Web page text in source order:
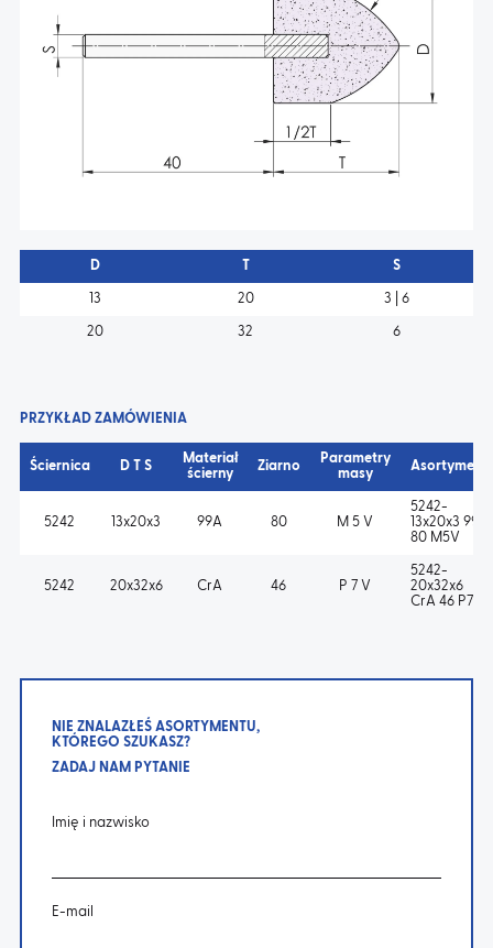
D T S
13 20 3 | 6
20 32 6
PRZYKŁAD ZAMÓWIENIA
Ściernica D T S
Materiał
ścierny
Ziarno
Parametry
masy
Asortyment
5242 13x20x3 99A 80 M 5 V
5242-
13x20x3 99A
80 M5V
5242 20x32x6 CrA 46 P 7 V
5242-
20x32x6
CrA 46 P7V
NIE ZNALAZŁEŚ ASORTYMENTU,
KTÓREGO SZUKASZ?
ZADAJ NAM PYTANIE
Imię i nazwisko
E-mail